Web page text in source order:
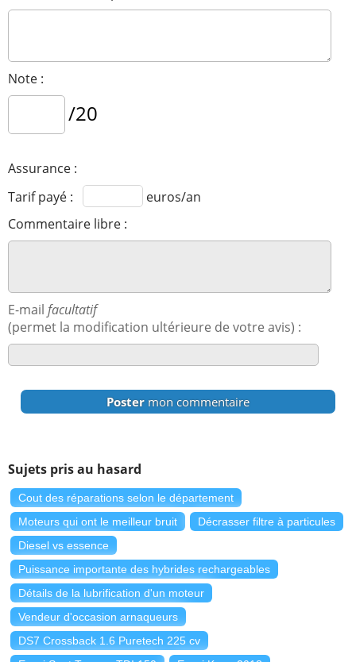
Note :
/20
Assurance :
Tarif payé :
euros/an
Commentaire libre :
E-mail facultatif
(permet la modification ultérieure de votre avis) :
Poster mon commentaire
Sujets pris au hasard
Cout des réparations selon le département
Moteurs qui ont le meilleur bruit
Décrasser filtre à particules
Diesel vs essence
Puissance importante des hybrides rechargeables
Détails de la lubrification d'un moteur
Vendeur d'occasion arnaqueurs
DS7 Crossback 1.6 Puretech 225 cv